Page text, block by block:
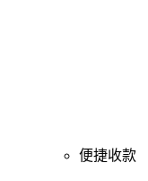
便捷收款